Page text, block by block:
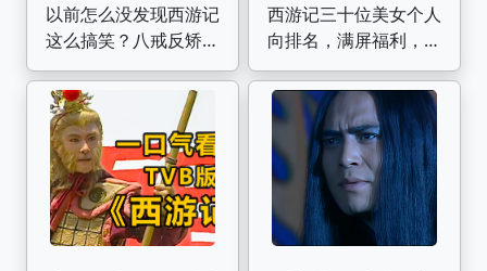
以前怎么没发现西游记
这么搞笑？八戒反矫情
达人，这剧废话文学鼻
西游记三十位美女个人
向排名，满屏福利，自
备纸巾